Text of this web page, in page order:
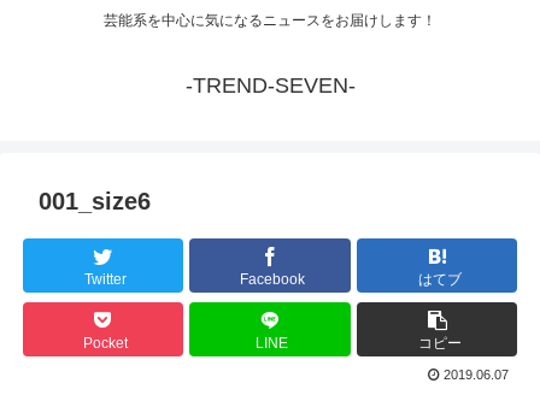
芸能系を中心に気になるニュースをお届けします！
-TREND-SEVEN-
001_size6
Twitter Facebook はてブ
Pocket LINE コピー
2019.06.07